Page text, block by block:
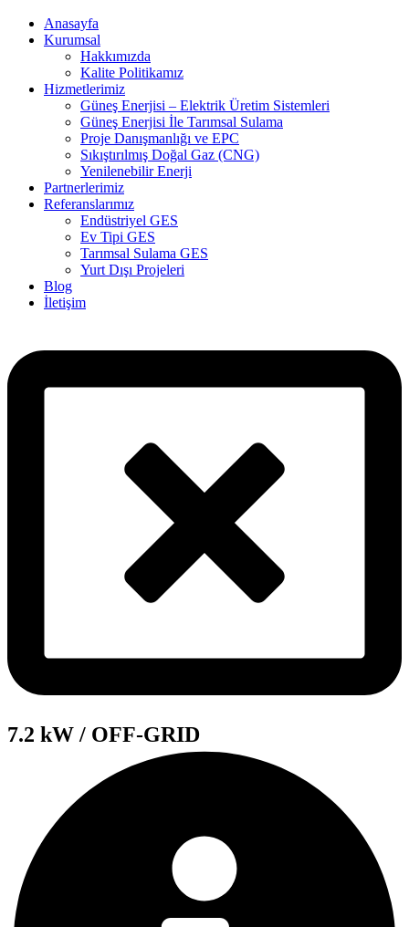
Anasayfa
Kurumsal
Hakkımızda
Kalite Politikamız
Hizmetlerimiz
Güneş Enerjisi – Elektrik Üretim Sistemleri
Güneş Enerjisi İle Tarımsal Sulama
Proje Danışmanlığı ve EPC
Sıkıştırılmış Doğal Gaz (CNG)
Yenilenebilir Enerji
Partnerlerimiz
Referanslarımız
Endüstriyel GES
Ev Tipi GES
Tarımsal Sulama GES
Yurt Dışı Projeleri
Blog
İletişim
7.2 kW / OFF-GRID